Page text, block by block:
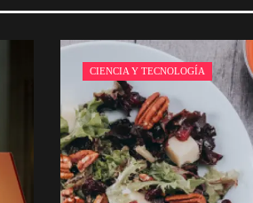
CIENCIA Y TECNOLOGÍA